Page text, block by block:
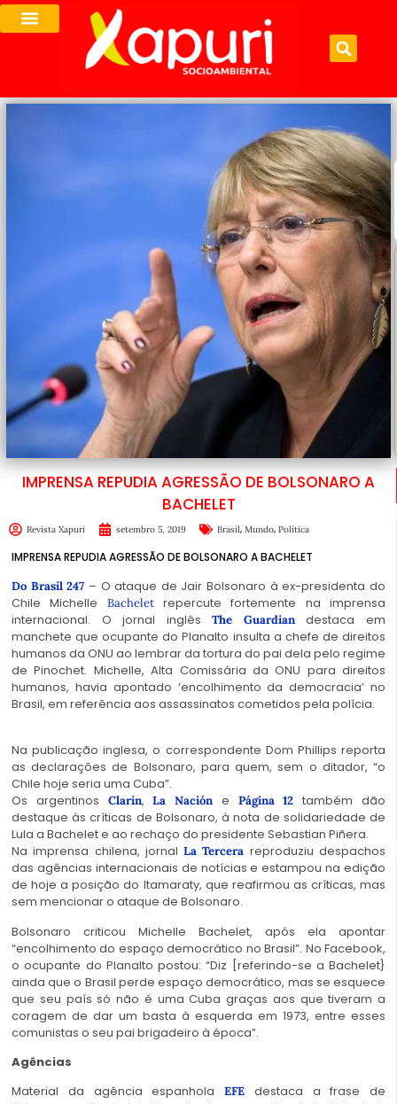
IMPRENSA REPUDIA AGRESSÃO DE BOLSONARO A
BACHELET
Revista Xapuri setembro 5, 2019 Brasil, Mundo, Política
IMPRENSA REPUDIA AGRESSÃO DE BOLSONARO A BACHELET
Do Brasil 247 – O ataque de Jair Bolsonaro à ex-presidenta do
Chile Michelle Bacheletrepercute fortemente na imprensa
internacional. O jornal inglêsThe Guardiandestaca em
manchete que ocupante do Planalto insulta a chefe de direitos
humanos da ONU ao lembrar da tortura do pai dela pelo regime
de Pinochet. Michelle, Alta Comissária da ONU para direitos
humanos, havia apontado ‘encolhimento da democracia’ no
Brasil, em referência aos assassinatos cometidos pela polícia.
Na publicação inglesa, o correspondente Dom Phillips reporta
as declarações de Bolsonaro, para quem, sem o ditador, “o
Chile hoje seria uma Cuba”.
Os argentinos Clarín,La Nación e Página 12 também dão
destaque às críticas de Bolsonaro, à nota de solidariedade de
Lula a Bachelet e ao rechaço do presidente Sebastian Piñera.
Na imprensa chilena, jornalLa Tercera reproduziu despachos
das agências internacionais de notícias e estampou na edição
de hoje a posição do Itamaraty, que reafirmou as críticas, mas
sem mencionar o ataque de Bolsonaro.
Bolsonaro criticou Michelle Bachelet, após ela apontar
“encolhimento do espaço democrático no Brasil”. No Facebook,
o ocupante do Planalto postou: “Diz [referindo-se a Bachelet}
ainda que o Brasil perde espaço democrático, mas se esquece
que seu país só não é uma Cuba graças aos que tiveram a
coragem de dar um basta à esquerda em 1973, entre esses
comunistas o seu pai brigadeiro à época”.
Agências
Material da agência espanhola EFE destaca a frase de